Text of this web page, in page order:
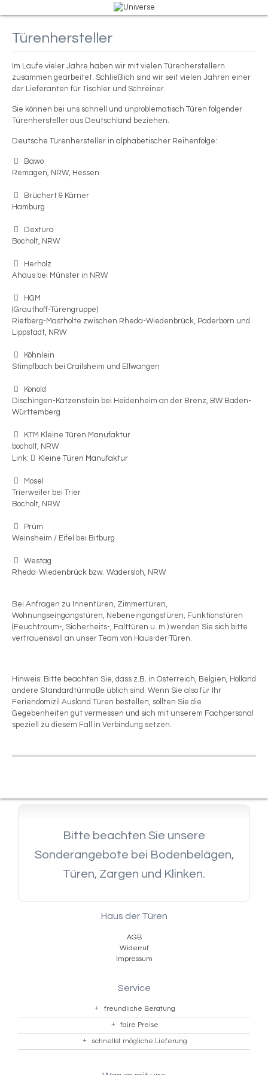
Türenhersteller
Im Laufe vieler Jahre haben wir mit vielen Türenherstellern
zusammen gearbeitet. Schließlich sind wir seit vielen Jahren einer
der Lieferanten für Tischler und Schreiner.
Sie können bei uns schnell und unproblematisch Türen folgender
Türenhersteller aus Deutschland beziehen.
Deutsche Türenhersteller in alphabetischer Reihenfolge:
Bawo
Remagen, NRW, Hessen
Brüchert & Kärner
Hamburg
Dextüra
Bocholt, NRW
Herholz
Ahaus bei Münster in NRW
HGM
(Grauthoff-Türengruppe)
Rietberg-Mastholte zwischen Rheda-Wiedenbrück, Paderborn und
Lippstadt, NRW
Köhnlein
Stimpfbach bei Crailsheim und Ellwangen
Konold
Dischingen-Katzenstein bei Heidenheim an der Brenz, BW Baden-
Württemberg
KTM Kleine Türen Manufaktur
bocholt, NRW
Link:
Kleine Türen Manufaktur
Mosel
Trierweiler bei Trier
Bocholt, NRW
Prüm
Weinsheim / Eifel bei Bitburg
Westag
Rheda-Wiedenbrück bzw. Wadersloh, NRW
Bei Anfragen zu Innentüren, Zimmertüren,
Wohnungseingangstüren, Nebeneingangstüren, Funktionstüren
(Feuchtraum-, Sicherheits-, Falttüren u. m.) wenden Sie sich bitte
vertrauensvoll an unser Team von Haus-der-Türen.
Hinweis: Bitte beachten Sie, dass z.B. in Österreich, Belgien, Holland
andere Standardtürmaße üblich sind. Wenn Sie also für Ihr
Feriendomizil Ausland Türen bestellen, sollten Sie die
Gegebenheiten gut vermessen und sich mit unserem Fachpersonal
speziell zu diesem Fall in Verbindung setzen.
Bitte beachten Sie unsere
Sonderangebote bei Bodenbelägen,
Türen, Zargen und Klinken.
Haus der Türen
AGB
Widerruf
Impressum
Service
freundliche Beratung
faire Preise
schnellst mögliche Lieferung